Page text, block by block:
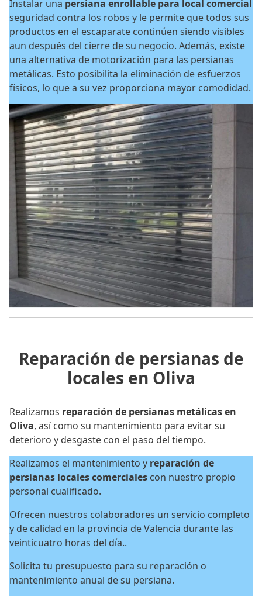
Instalar una persiana enrollable para local comercial
seguridad contra los robos y le permite que todos sus
productos en el escaparate continúen siendo visibles
aun después del cierre de su negocio. Además, existe
una alternativa de motorización para las persianas
metálicas. Esto posibilita la eliminación de esfuerzos
físicos, lo que a su vez proporciona mayor comodidad.
Reparación de persianas de
locales en Oliva
Realizamos reparación de persianas metálicas en
Oliva, así como su mantenimiento para evitar su
deterioro y desgaste con el paso del tiempo.
Realizamos el mantenimiento y reparación de
persianas localescomerciales con nuestro propio
personal cualificado.
Ofrecen nuestros colaboradores un servicio completo
y de calidad en la provincia de Valencia durante las
veinticuatro horas del día..
Solicita tu presupuesto para su reparación o
mantenimiento anual de su persiana.